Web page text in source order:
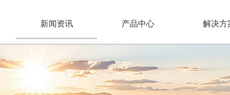
新闻资讯 产品中心 解决方